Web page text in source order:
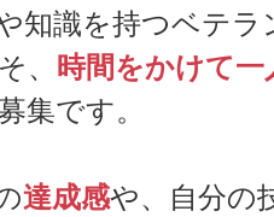
知識を持つベテラ
、 時間をかけて
集です。
達成感や、自分の